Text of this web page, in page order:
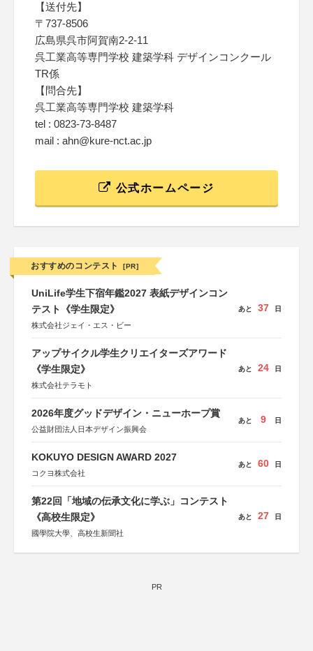
【送付先】
〒737-8506
広島県呉市阿賀南2-2-11
呉工業高等専門学校 建築学科 デザインコンクール
TR係
【問合先】
呉工業高等専門学校 建築学科
tel : 0823-73-8487
mail : ahn@kure-nct.ac.jp
公式ホームページ
おすすめのコンテスト [PR]
UniLife学生下宿年鑑2027 表紙デザインコン
テスト《学生限定》
株式会社ジェイ・エス・ビー
あと 37 日
アップサイクル学生クリエイターズアワード
《学生限定》
株式会社テラモト
あと 24 日
2026年度グッドデザイン・ニューホープ賞
公益財団法人日本デザイン振興会
あと 9 日
KOKUYO DESIGN AWARD 2027
コクヨ株式会社
あと 60 日
第22回「地域の伝承文化に学ぶ」コンテスト
《高校生限定》
國學院大學、高校生新聞社
あと 27 日
PR